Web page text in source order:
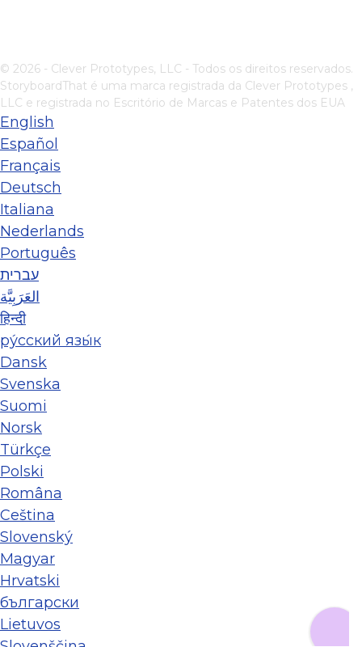
© 2026 - Clever Prototypes, LLC - Todos os direitos reservados.
StoryboardThat é uma marca registrada da Clever Prototypes ,
LLC e registrada no Escritório de Marcas e Patentes dos EUA
English
Español
Français
Deutsch
Italiana
Nederlands
Português
עברית
العَرَبِيَّة
हिन्दी
ру́сский язы́к
Dansk
Svenska
Suomi
Norsk
Türkçe
Polski
Româna
Ceština
Slovenský
Magyar
Hrvatski
български
Lietuvos